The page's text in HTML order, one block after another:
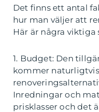
Det finns ett antal
hur man väljer att
Här är några
1. Budget: Den
kommer
Inredningar och
prisklasser och det